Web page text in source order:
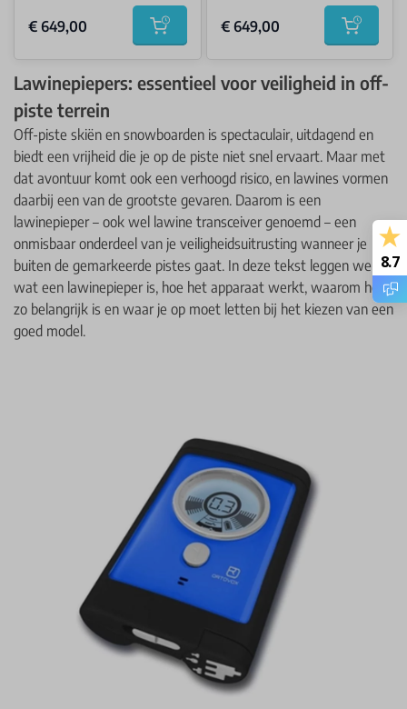
€ 649,00 Add to cart € 649,00 Add to
Lawinepiepers: essentieel voor veiligheid in off-
piste terrein
Off-piste skiën en snowboarden is spectaculair, uitdagend en
biedt een vrijheid die je op de piste niet snel ervaart. Maar met
dat avontuur komt ook een verhoogd risico, en lawines vormen
daarbij een van de grootste gevaren. Daarom is een
lawinepieper – ook wel lawine transceiver genoemd – een
onmisbaar onderdeel van je veiligheidsuitrusting wanneer je
buiten de gemarkeerde pistes gaat. In deze tekst leggen we uit
wat een lawinepieper is, hoe het apparaat werkt, waarom het
zo belangrijk is en waar je op moet letten bij het kiezen van een
goed model.
8.7